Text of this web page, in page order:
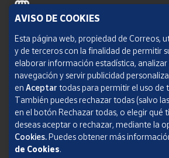
Política de cookies
Aviso legal
Condiciones del servicio
Política de Privacidad Web
Informe de transparencia
SOCIEDAD ESTATAL CORREOS Y TELÉGRAFOS,
AVISO DE COOKIES
Esta página web, propiedad de Correos,
y de terceros con la finalidad de permitir
elaborar información estadística, analizar
navegación y servir publicidad
en Aceptar todas para permitir el uso de
También puedes rechazar todas (salvo
en el botón Rechazar todas, o elegir qué
deseas aceptar o rechazar, mediante la
Cookies.Puedes obtener más
de Cookies.